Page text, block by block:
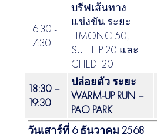
16:30 -
17:30
บรีฟเส้นทาง
แข่งขัน ระยะ
HMONG 50,
SUTHEP 20 และ
CHEDI 20
18:30 –
19:30
ปล่อยตัว ระยะ
WARM-UP RUN –
PAO PARK
วันเสาร์ที่ 6 ธันวาคม 2568